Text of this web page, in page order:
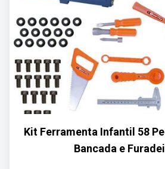
Kit Ferramenta Infantil 58
Bancada e